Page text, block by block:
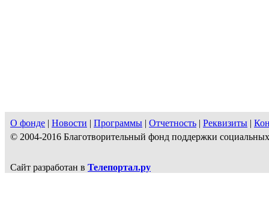
О фонде | Новости | Программы | Отчетность | Реквизиты |
© 2004-2016 Благотворительный фонд поддержки
Сайт разработан в Телепортал.ру